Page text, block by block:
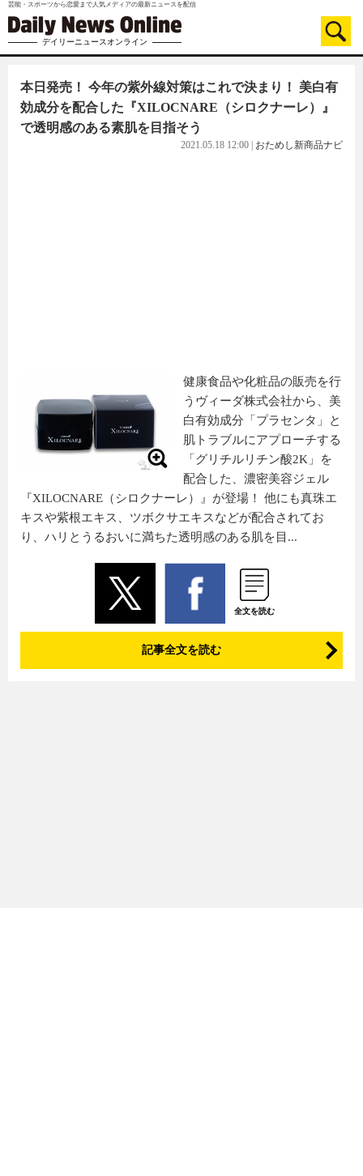
芸能・スポーツから恋愛まで人気メディアの最新ニュースを配信
デイリーニュースオンライン
本日発売！ 今年の紫外線対策はこれで決まり！ 美白有
効成分を配合した『XILOCNARE（シロクナーレ）』
で透明感のある素肌を目指そう
2021.05.18 12:00 おためし新商品ナビ
健康食品や化粧品の販売を行
うヴィーダ株式会社から、美
白有効成分「プラセンタ」と
肌トラブルにアプローチする
「グリチルリチン酸2K」を
配合した、濃密美容ジェル
『XILOCNARE（シロクナーレ）』が登場！ 他にも真珠エ
キスや紫根エキス、ツボクサエキスなどが配合されてお
り、ハリとうるおいに満ちた透明感のある肌を目...
全文を読む
記事全文を読む